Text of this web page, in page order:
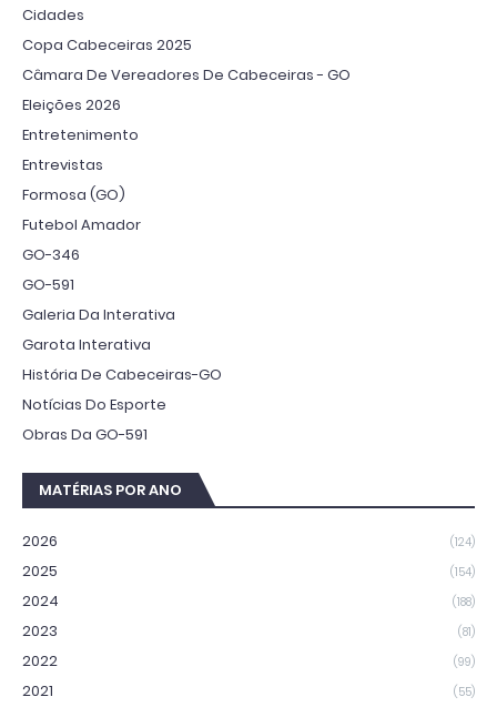
Cidades
Copa Cabeceiras 2025
Câmara De Vereadores De Cabeceiras - GO
Eleições 2026
Entretenimento
Entrevistas
Formosa (GO)
Futebol Amador
GO-346
GO-591
Galeria Da Interativa
Garota Interativa
História De Cabeceiras-GO
Notícias Do Esporte
Obras Da GO-591
MATÉRIAS POR ANO
2026 (124)
2025 (154)
2024 (188)
2023 (81)
2022 (99)
2021 (55)